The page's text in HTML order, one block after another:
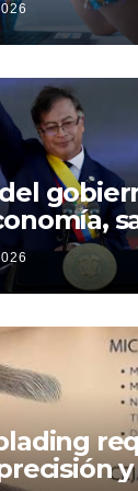
en rojo